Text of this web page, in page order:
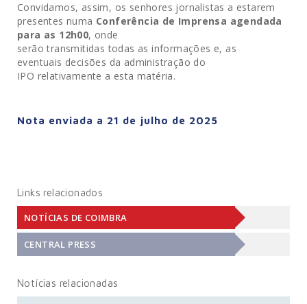
Convidamos, assim, os senhores jornalistas a estarem
presentes numa Conferência de Imprensa agendada
para as 12h00, onde
serão transmitidas todas as informações e, as
eventuais decisões da administração do
IPO relativamente a esta matéria.
Nota enviada a 21 de julho de 2025
Links relacionados
NOTÍCIAS DE COIMBRA
CENTRAL PRESS
Notícias relacionadas